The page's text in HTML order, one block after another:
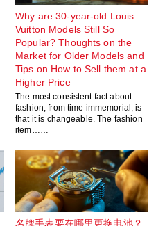
Why are 30-year-old Louis
Vuitton Models Still So
Popular? Thoughts on the
Market for Older Models and
Tips on How to Sell them at a
Higher Price
The most consistent fact about
fashion, from time immemorial, is
that it is changeable. The fashion
item……
名牌手表要在哪里更换电池？